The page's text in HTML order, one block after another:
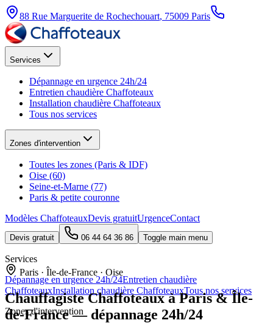
88 Rue Marguerite de Rochechouart, 75009 Paris
Services
Dépannage en urgence 24h/24
Entretien chaudière Chaffoteaux
Installation chaudière Chaffoteaux
Tous nos services
Zones d'intervention
Toutes les zones (Paris & IDF)
Oise (60)
Seine-et-Marne (77)
Paris & petite couronne
Modèles ChaffoteauxDevis gratuitUrgenceContact
Devis gratuit 06 44 64 36 86 Toggle main menu
Services
Dépannage en urgence 24h/24Entretien chaudière
ChaffoteauxInstallation chaudière ChaffoteauxTous nos services
Zones d'intervention
Paris · Île-de-France · Oise
ChauffagisteChaffoteauxà Paris & Île-
de-France — dépannage 24h/24